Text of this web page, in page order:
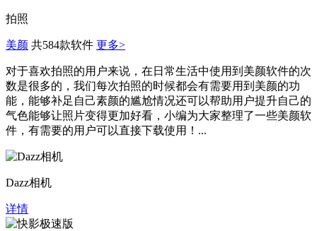
拍照
美颜 共584款软件 更多>
对于喜欢拍照的用户来说，在日常生活中使用到美颜软件的次
数是很多的，我们每次拍照的时候都会有需要用到美颜的功
能，能够补足自己素颜的尴尬情况还可以帮助用户提升自己的
气色能够让照片变得更加好看，小编为大家整理了一些美颜软
件，有需要的用户可以直接下载使用！...
Dazz相机
详情